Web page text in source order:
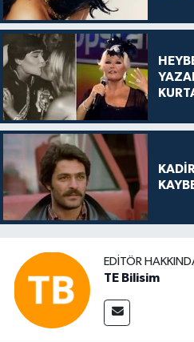
EDITÖR
TE Bilisim